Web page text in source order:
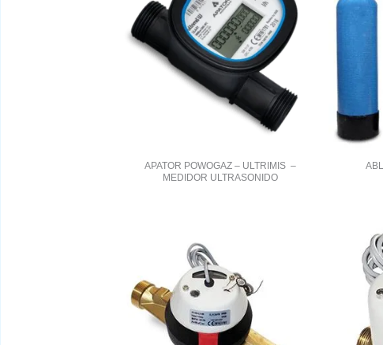
APATOR POWOGAZ – ULTRIMIS –
MEDIDOR ULTRASONIDO